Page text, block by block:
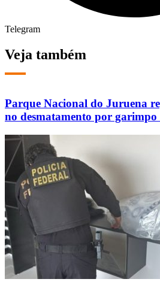
Telegram
Veja também
Parque Nacional do Juruena
no desmatamento por garimpo